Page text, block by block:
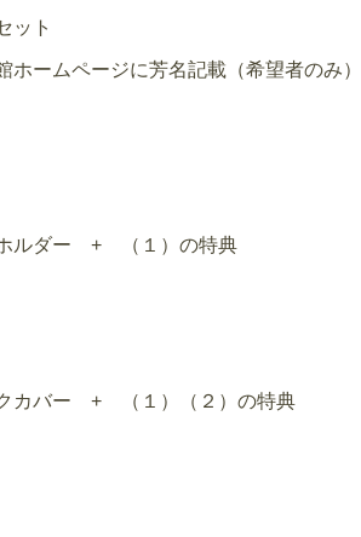
ット
ホームページに芳名記載（希望者のみ）
ルダー + （１）の特典
カバー + （１）（２）の特典